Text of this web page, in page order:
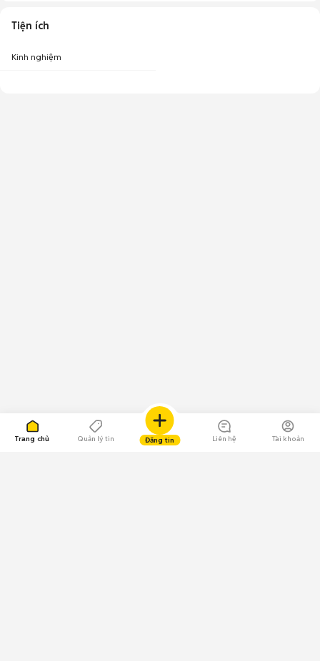
Trang chủ Quản lý tin Đăng tin Liên hệ Tài khoản
Tiện ích
Kinh nghiệm